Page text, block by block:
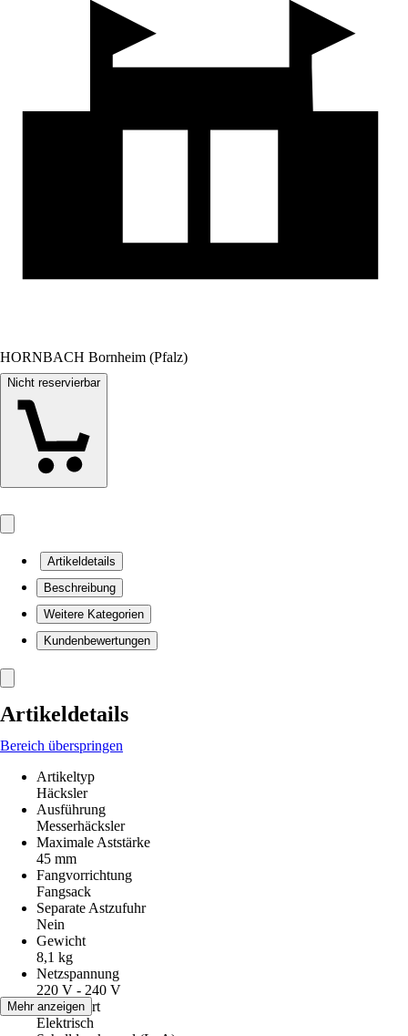
HORNBACH Bornheim (Pfalz)
Nicht reservierbar
Artikeldetails
Beschreibung
Weitere Kategorien
Kundenbewertungen
Artikeldetails
Bereich überspringen
Artikeltyp
Häcksler
Ausführung
Messerhäcksler
Maximale Aststärke
45 mm
Fangvorrichtung
Fangsack
Separate Astzufuhr
Nein
Gewicht
8,1 kg
Netzspannung
220 V - 240 V
Antriebsart
Elektrisch
Mehr anzeigen